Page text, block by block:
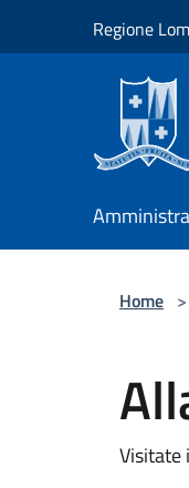
Regione
Home >
Visitate